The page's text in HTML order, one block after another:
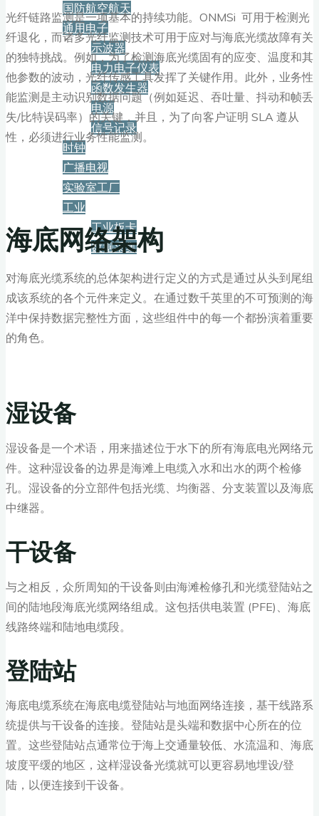
国防航空航天
通用电子
示波器
电力电子仪表
函数发生器
电源
信号记录
时钟
广播电视
实验室工厂
工业
工业板卡
数据采集
服务+保障
资源下载
博客
光纤链路监测是一项基本的持续功能。ONMSi 可用于检测光
纤退化，而诸多光纤监测技术可用于应对与海底光缆故障有关
的独特挑战。例如，为了检测海底光缆固有的应变、温度和其
他参数的波动，光纤传感工具发挥了关键作用。此外，业务性
能监测是主动识别数据问题（例如延迟、吞吐量、抖动和帧丢
失/比特误码率）的关键，并且，为了向客户证明 SLA 遵从
性，必须进行业务性能监测。
海底网络架构
对海底光缆系统的总体架构进行定义的方式是通过从头到尾组
成该系统的各个元件来定义。在通过数千英里的不可预测的海
洋中保持数据完整性方面，这些组件中的每一个都扮演着重要
的角色。
湿设备
湿设备是一个术语，用来描述位于水下的所有海底电光网络元
件。这种湿设备的边界是海滩上电缆入水和出水的两个检修
孔。湿设备的分立部件包括光缆、均衡器、分支装置以及海底
中继器。
干设备
与之相反，众所周知的干设备则由海滩检修孔和光缆登陆站之
间的陆地段海底光缆网络组成。这包括供电装置 (PFE)、海底
线路终端和陆地电缆段。
登陆站
海底电缆系统在海底电缆登陆站与地面网络连接，基干线路系
统提供与干设备的连接。登陆站是头端和数据中心所在的位
置。这些登陆站点通常位于海上交通量较低、水流温和、海底
坡度平缓的地区，这样湿设备光缆就可以更容易地埋设/登
陆，以便连接到干设备。